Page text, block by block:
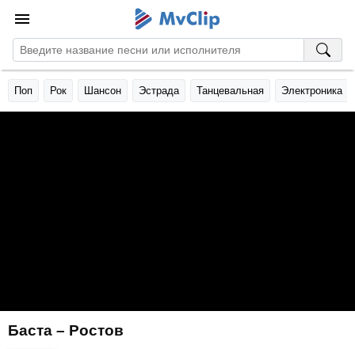
Поп Рок Шансон Эстрада Танцевальная Электроника
Баста – Ростов